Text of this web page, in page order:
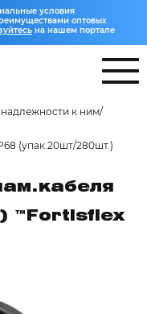
условия
оптовых
на нашем портале
к ним
(упак.20шт/280шт.)
™Fortisflex